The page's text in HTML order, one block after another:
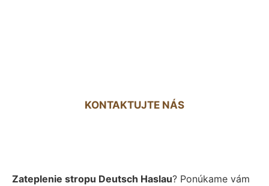
KONTAKTUJTE NÁS
Zateplenie stropu Deutsch Haslau? Ponúkame vám